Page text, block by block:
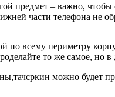
предмет – важно,
части телефона не
по всему периметру
то же самое, но
можно